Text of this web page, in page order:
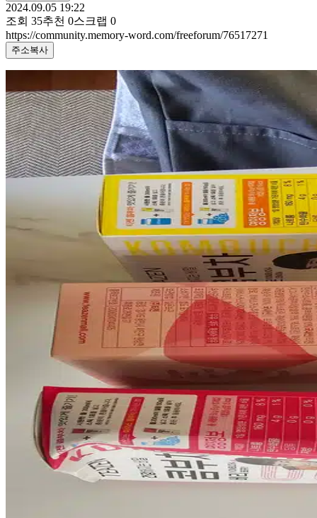
2024.09.05 19:22
조회 35추천 0스크랩 0
https://community.memory-word.com/freeforum/76517271
주소복사